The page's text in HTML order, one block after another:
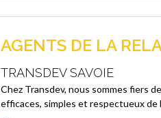
AGENTS DE LA
TRANSDEV SAVOIE
Chez Transdev, nous sommes fiers
efficaces, simples et respectueux